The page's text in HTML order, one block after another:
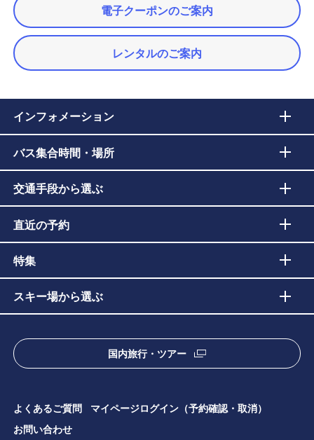
電子クーポンのご案内
レンタルのご案内
インフォメーション
バス集合時間・場所
交通手段から選ぶ
直近の予約
特集
スキー場から選ぶ
国内旅行・ツアー
よくあるご質問
マイページログイン（予約確認・取消）
お問い合わせ